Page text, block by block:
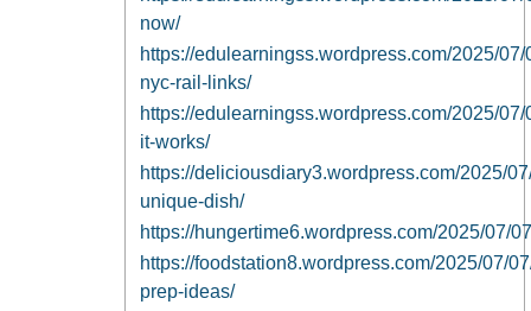
now/
https://edulearningss.wordpress.com/2025/
nyc-rail-links/
https://edulearningss.wordpress.com/2025/
it-works/
https://deliciousdiary3.wordpress.com/2025/
unique-dish/
https://hungertime6.wordpress.com/2025/07/
https://foodstation8.wordpress.com/2025/07/
prep-ideas/